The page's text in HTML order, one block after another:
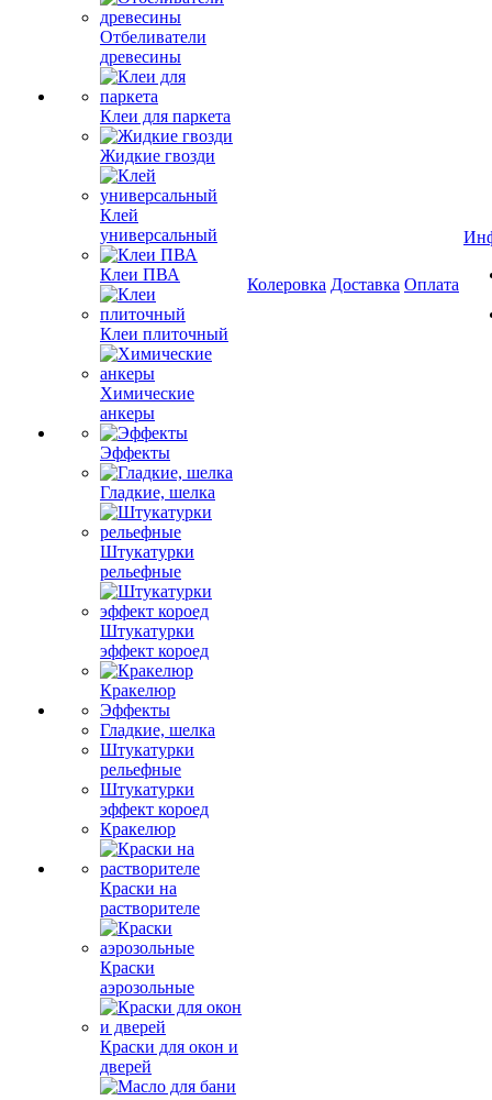
Отбеливатели
древесины
Клеи для паркета
Жидкие гвозди
Клей
универсальный
Клеи ПВА
Клеи плиточный
Химические
анкеры
Эффекты
Гладкие, шелка
Штукатурки
рельефные
Штукатурки
эффект короед
Кракелюр
Эффекты
Гладкие, шелка
Штукатурки
рельефные
Штукатурки
эффект короед
Кракелюр
Краски на
растворителе
Краски
аэрозольные
Краски для окон и
дверей
Колеровка Доставка Оплата